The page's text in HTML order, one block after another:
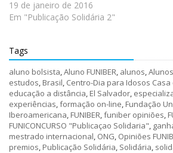
19 de janeiro de 2016
Em "Publicação Solidária 2"
Tags
aluno bolsista,Aluno FUNIBER, alunos,
estudos, Brasil, Centro-Dia para Idosos Casa
educação a distância, El Salvador,
experiências,formação on-line, Fundação
Iberoamericana, FUNIBER,funiber opiniões,
FUNICONCURSO "Publicaçao Solidaria",
mestrado internacional, ONG, Opiniões
premios, Publicação Solidária, Solidária,